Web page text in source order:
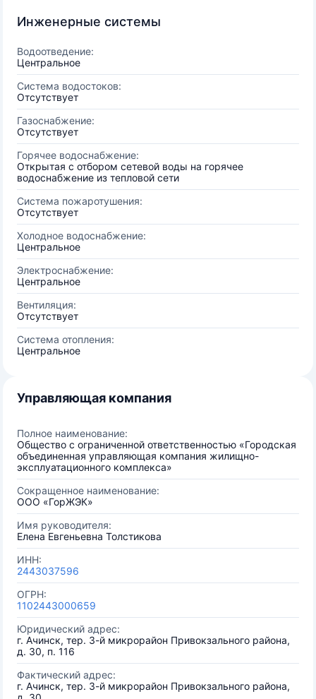
Инженерные системы
Водоотведение:
Центральное
Система водостоков:
Отсутствует
Газоснабжение:
Отсутствует
Горячее водоснабжение:
Открытая с отбором сетевой воды на горячее
водоснабжение из тепловой сети
Система пожаротушения:
Отсутствует
Холодное водоснабжение:
Центральное
Электроснабжение:
Центральное
Вентиляция:
Отсутствует
Система отопления:
Центральное
Управляющая компания
Полное наименование:
Общество с ограниченной ответственностью «Городская
объединенная управляющая компания жилищно-
эксплуатационного комплекса»
Сокращенное наименование:
ООО «ГорЖЭК»
Имя руководителя:
Елена Евгеньевна Толстикова
ИНН:
2443037596
ОГРН:
1102443000659
Юридический адрес:
г. Ачинск, тер. 3-й микрорайон Привокзального района,
д. 30, п. 116
Фактический адрес:
г. Ачинск, тер. 3-й микрорайон Привокзального района,